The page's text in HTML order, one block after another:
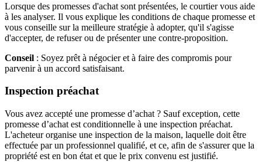
Lorsque des promesses d'achat sont présentées, le courtier vous aide
à les analyser. Il vous explique les conditions de chaque promesse et
vous conseille sur la meilleure stratégie à adopter, qu'il s'agisse
d'accepter, de refuser ou de présenter une contre-proposition.
Conseil : Soyez prêt à négocier et à faire des compromis pour
parvenir à un accord satisfaisant.
Inspection préachat
Vous avez accepté une promesse d’achat ? Sauf exception, cette
promesse d’achat est conditionnelle à une inspection préachat.
L'acheteur organise une inspection de la maison, laquelle doit être
effectuée par un professionnel qualifié, et ce, afin de s'assurer que la
propriété est en bon état et que le prix convenu est justifié.